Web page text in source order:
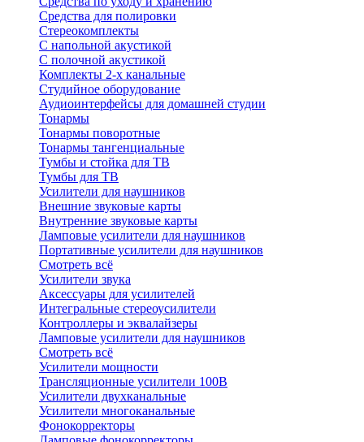
Средства для полировки
Стереокомплекты
C напольной акустикой
C полочной акустикой
Комплекты 2-х канальные
Студийное оборудование
Аудиоинтерфейсы для домашней студии
Тонармы
Тонармы поворотные
Тонармы тангенциальные
Тумбы и стойка для ТВ
Тумбы для ТВ
Усилители для наушников
Внешние звуковые карты
Внутренние звуковые карты
Ламповые усилители для наушников
Портативные усилители для наушников
Смотреть всё
Усилители звука
Аксессуары для усилителей
Интегральные стереоусилители
Контроллеры и эквалайзеры
Ламповые усилители для наушников
Смотреть всё
Усилители мощности
Трансляционные усилители 100В
Усилители двухканальные
Усилители многоканальные
Фонокорректоры